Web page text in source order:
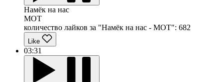
Намёк на нас
MOT
количество лайков за "Намёк на нас - MOT": 682
Like
03:31